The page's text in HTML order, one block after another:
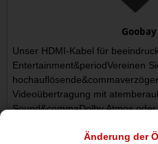
Änderung der
Unser HDMI-Kabel für
Entertainment&periodVereinen
Videoübertragung mit
Sound&commaDolby Atmos